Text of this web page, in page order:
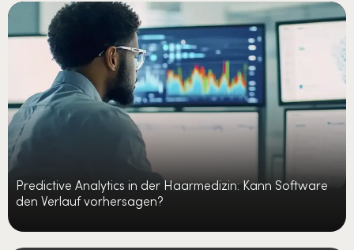
Predictive Analytics in der Haarmedizin: Kann Software
den Verlauf vorhersagen?